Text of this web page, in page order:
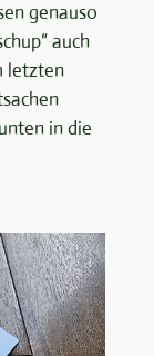
genauso
auch
letzten
in die